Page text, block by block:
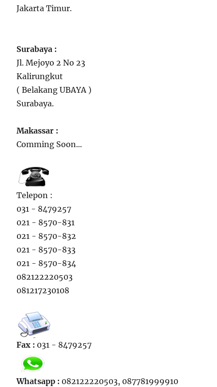
Jakarta Timur.
Surabaya :
Jl. Mejoyo 2 No 23
Kalirungkut
( Belakang UBAYA )
Surabaya.
Makassar :
Comming Soon...
Telepon :
031 - 8479257
021 - 8570-831
021 - 8570-832
021 - 8570-833
021 - 8570-834
082122220503
081217230108
Fax : 031 - 8479257
Whatsapp : 082122220503, 087781999910